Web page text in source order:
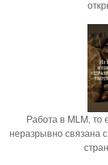
Работа в MLM, то
неразрывно связана